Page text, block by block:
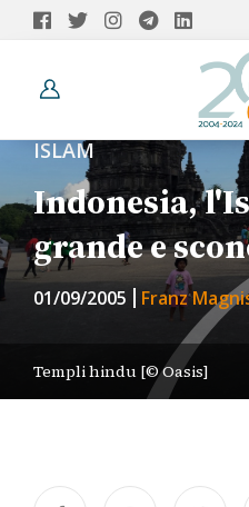
ISLAM
Indonesia,
grande e
01/09/2005 Franz
Templi hindu [© Oasis]